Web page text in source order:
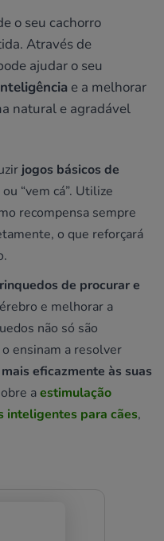
o seu cachorro
Através de
ajudar o seu
e a melhorar
natural e agradável
jogos básicos de
“vem cá”. Utilize
recompensa sempre
o que reforçará
de procurar e
e melhorar a
não só são
ensinam a resolver
eficazmente às suas
aestimulação
inteligentes para cães,